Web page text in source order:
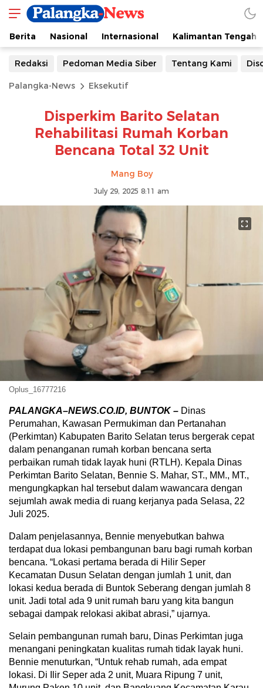
Berita Nasional Internasional Kalimantan Tengah
Redaksi Pedoman Media Siber Tentang Kami
Palangka-News Eksekutif
Disperkim Barito Selatan
Rehabilitasi Rumah Korban
Bencana Total 32 Unit
Mang Boy
July 29, 2025 8:11 am
Oplus_16777216
PALANGKA–NEWS.CO.ID, BUNTOK – Dinas
Perumahan, Kawasan Permukiman dan Pertanahan
(Perkimtan) Kabupaten Barito Selatan terus bergerak cepat
dalam penanganan rumah korban bencana serta
perbaikan rumah tidak layak huni (RTLH). Kepala Dinas
Perkimtan Barito Selatan, Bennie S. Mahar, ST., MM., MT.,
mengungkapkan hal tersebut dalam wawancara dengan
sejumlah awak media di ruang kerjanya pada Selasa, 22
Juli 2025.
Dalam penjelasannya, Bennie menyebutkan bahwa
terdapat dua lokasi pembangunan baru bagi rumah korban
bencana. “Lokasi pertama berada di Hilir Seper
Kecamatan Dusun Selatan dengan jumlah 1 unit, dan
lokasi kedua berada di Buntok Seberang dengan jumlah 8
unit. Jadi total ada 9 unit rumah baru yang kita bangun
sebagai dampak relokasi akibat abrasi,” ujarnya.
Selain pembangunan rumah baru, Dinas Perkimtan juga
menangani peningkatan kualitas rumah tidak layak huni.
Bennie menuturkan, “Untuk rehab rumah, ada empat
lokasi. Di Ilir Seper ada 2 unit, Muara Ripung 7 unit,